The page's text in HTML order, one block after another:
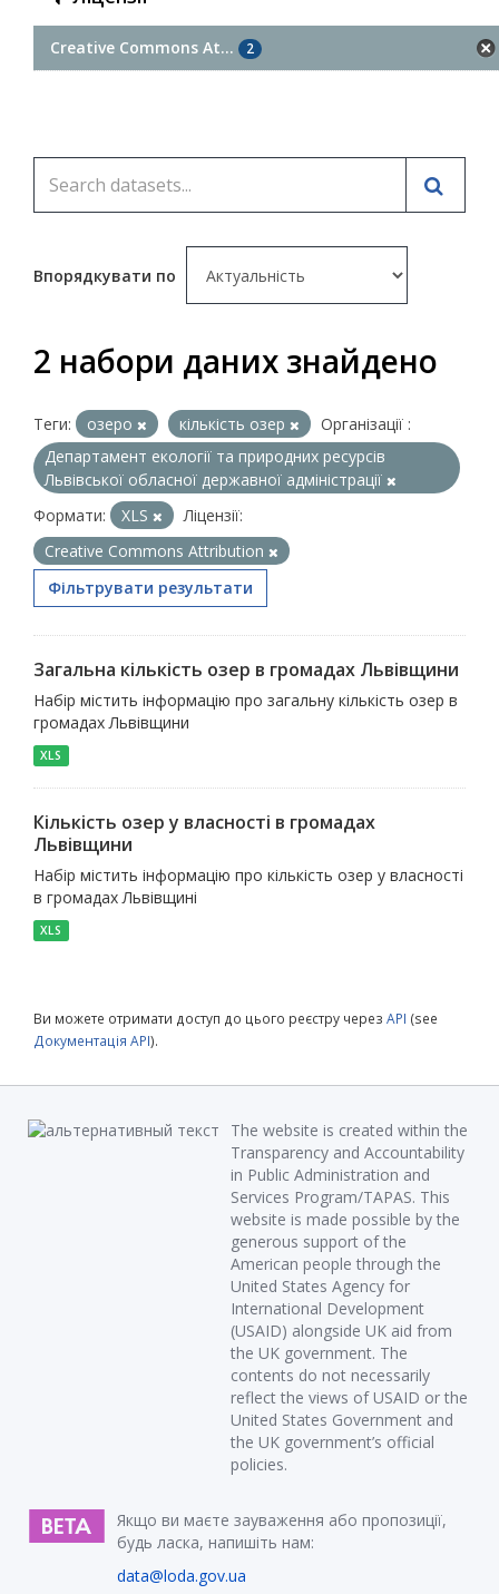
Creative Commons At... 2
Впорядкувати по
2 набори даних знайдено
Теги: озеро кількість озер
Організації :
Департамент екології та природних ресурсів
Львівської обласної державної адміністрації
Формати:
XLS
Ліцензії:
Creative Commons Attribution
Фільтрувати результати
Загальна кількість озер в громадах Львівщини
Набір містить інформацію про загальну кількість озер в
громадах Львівщини
XLS
Кількість озер у власності в громадах
Львівщини
Набір містить інформацію про кількість озер у власності
в громадах Львівщині
XLS
Ви можете отримати доступ до цього реєстру через API (see
Документація API).
The website is created within the
Transparency and Accountability
in Public Administration and
Services Program/TAPAS. This
website is made possible by the
generous support of the
American people through the
United States Agency for
International Development
(USAID) alongside UK aid from
the UK government. The
contents do not necessarily
reflect the views of USAID or the
United States Government and
the UK government’s official
policies.
Якщо ви маєте зауваження або пропозиції,
будь ласка, напишіть нам:
data@loda.gov.ua